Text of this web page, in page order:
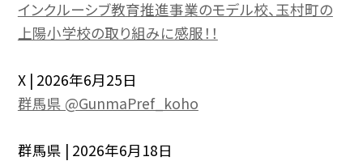
インクルーシブ教育推進事業のモデル校、玉村町の
上陽小学校の取り組みに感服！！
X | 2026年6月25日
群馬県 @GunmaPref_koho
群馬県 | 2026年6月18日